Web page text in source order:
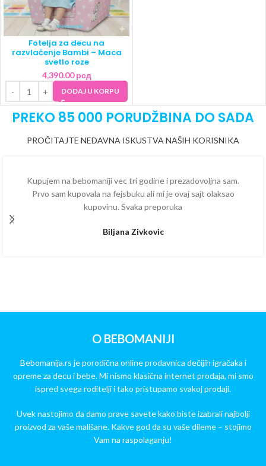
Fotelja za decu na
razvlačenje Bambi – Maca
svetlo roze
4,390.00рсд
DODAJ U KORPU
PREKO 85 000 PORUDŽBINA DO SADA
PROČITAJTE NEDAVNA ISKUSTVA NAŠIH KORISNIKA
Kupujem na bebomaniji vec tri godine i prezadovoljna sam.
Prvo sam kupovala na fejsbuku ali mi je ovaj sajt olaksao
kupovinu. Svaka preporuka
Biljana Zivkovic
O BEBOMANIJI
Bebomanija.rs je porodična online prodavnica dečijih igračaka i
opreme za decu i bebe. Mi nismo klasična internet prodaja, mi smo
ispred svega roditelji i tako pristupamo svakoj prodaji.
Uvek nastojimo da damo prave savete kako biste izabrali najbolji
proizvod za vaše mališane. Kakve god da su vaše dileme – stojimo
Vam na raspolaganju!